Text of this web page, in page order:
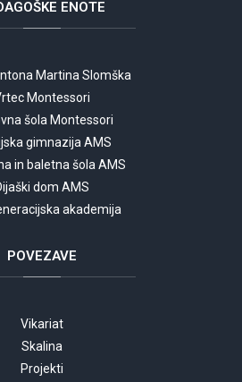
ENOTE
Martina Slomška
Montessori
šola Montessori
gimnazija AMS
in baletna šola AMS
dom AMS
akademija
POVEZAVE
Vikariat
Skalina
Projekti